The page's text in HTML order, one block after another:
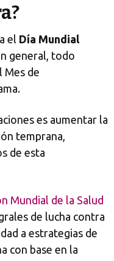
el Día Mundial
general, todo
Mes de
es aumentar la
temprana,
de esta
Mundial de la Salud
de lucha contra
a estrategias de
con base en la